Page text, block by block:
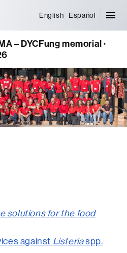
English Español
– DYCFung memorial ·
solutions for the food
against Listeriaspp.